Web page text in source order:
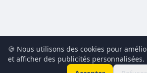
🍪 Nous utilisons des cookies pour
et afficher des publicités personnalisées.